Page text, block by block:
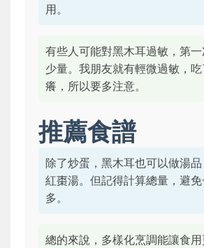
用。
有些人可能對黑木耳過敏，第
少量。我朋友就有輕微過敏，
癢，所以要多注意。
推薦食譜
除了炒蛋，黑木耳也可以做湯
紅棗湯。但記得計算總量，避
多。
總的來說，多樣化烹調能讓食